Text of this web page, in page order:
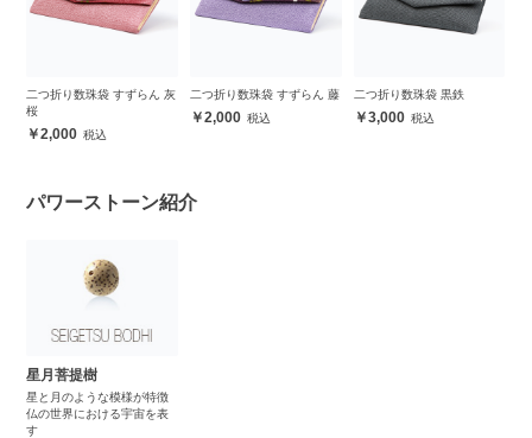
二つ折り数珠袋 すずらん 灰
桜
2,000
二つ折り数珠袋 すずらん 藤
2,000
二つ折り数珠袋 黒鉄
3,000
パワーストーン紹介
星月菩提樹
星と月のような模様が特徴
仏の世界における宇宙を表
す